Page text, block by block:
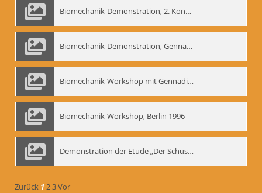
Biomechanik-Demonstration, 2. Kongress der EMF, Mai 1995
Biomechanik-Demonstration, Gennadij Bogdanow im Berliner Ensemble, 04.10.1991
Biomechanik-Workshop mit Gennadij Nikolajewitsch Bogdanow im Mime Centrum Berlin, 1991
Biomechanik-Workshop, Berlin 1996
Demonstration der Etüde „Der Schuss mit dem Bogen“ durch Gennadij Nikolajewitsch Bogdanow, Berlin 1991
Zurück 123Vor